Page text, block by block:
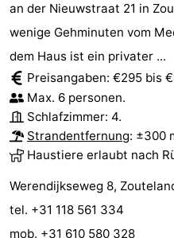
an der Nieuwstraat 21 in
wenige Gehminuten vom
dem Haus ist ein privater ...
Preisangaben: €295 bis
Max. 6 personen.
Schlafzimmer: 4.
Strandentfernung: ±300
Haustiere erlaubt nach
Werendijkseweg 8,
tel. +31 118 561 334
mob. +31 610 580 328